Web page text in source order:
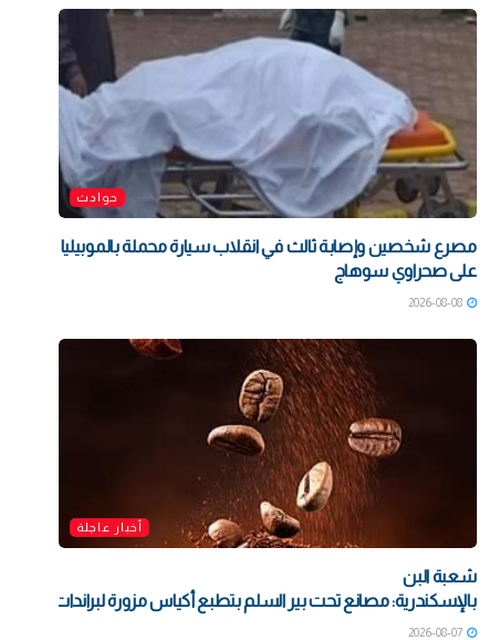
حوادث
مصرع شخصين وإصابة ثالث في انقلاب سيارة محملة بالموبيليا
على صحراوي سوهاج
2026-08-08
أخبار عاجلة
شعبة البن
بالإسكندرية: مصانع تحت بير السلم بتطبع أكياس مزورة لبراندات شهيرة
2026-08-07